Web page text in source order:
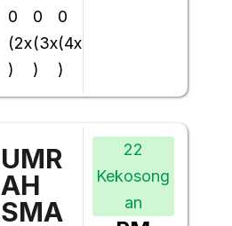
0
(2x
)
0
(3x
)
0
(4x
)
UMR
AH
SMA
22
Kekosong
an